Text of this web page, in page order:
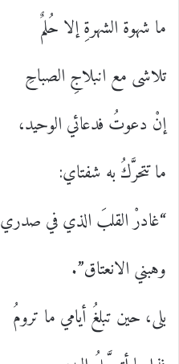
ما شهوة الشهرةِ إلا حُلمٌ
تلاشى مع انبلاجِ الصباحِ
إنْ دعوتُ فدعائي الوحيد،
ما تتحرَّكُ به شفتاي:
“غادرْ القلبَ الذي في صدري
وهبني الانعتاق”.
بلى، حين تبلغُ أيامي ما ترومُ